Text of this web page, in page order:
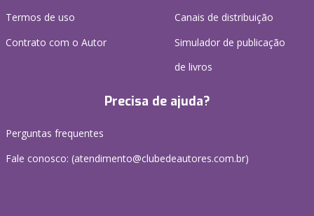
Termos de uso
Contrato com o Autor
Canais de distribuição
Simulador de publicação
de livros
Precisa de ajuda?
Perguntas frequentes
Fale conosco: (atendimento@clubedeautores.com.br)